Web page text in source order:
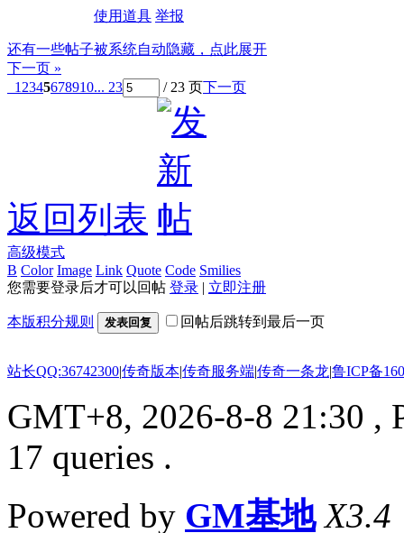
使用道具 举报
还有一些帖子被系统自动隐藏，点此展开
下一页 »
1 2345678910... 23 / 23 页下一页
返回列表
高级模式
B Color Image Link Quote Code Smilies
您需要登录后才可以回帖 登录 | 立即注册
本版积分规则 发表回复 回帖后跳转到最后一页
站长QQ:36742300|传奇版本|传奇服务端|传奇一条龙|鲁ICP备
GMT+8, 2026-8-8 21:30 ,
17 queries .
Powered by GM基地 X3.4